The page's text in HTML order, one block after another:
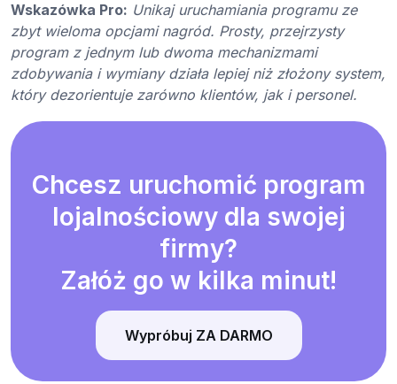
Wskazówka Pro: Unikaj uruchamiania programu ze
zbyt wieloma opcjami nagród. Prosty, przejrzysty
program z jednym lub dwoma mechanizmami
zdobywania i wymiany działa lepiej niż złożony system,
który dezorientuje zarówno klientów, jak i personel.
Chcesz uruchomić program
lojalnościowy dla swojej
firmy?
Załóż go w kilka minut!
Wypróbuj ZA DARMO